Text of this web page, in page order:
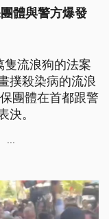
體與警方爆發
流浪狗的法案
撲殺染病的流浪
團體在首都跟警
決。
...